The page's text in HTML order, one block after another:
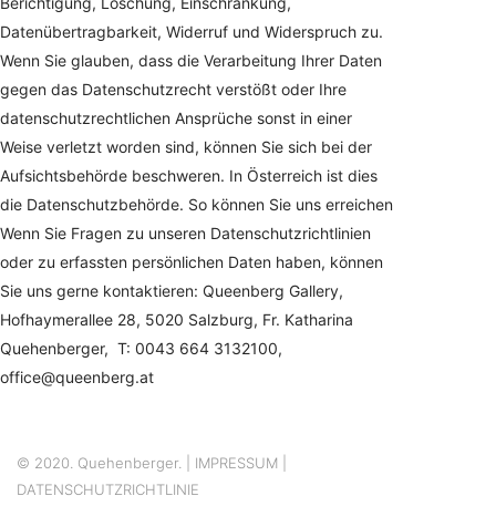
Datenübertragbarkeit, Widerruf und Widerspruch zu.
Wenn Sie glauben, dass die Verarbeitung Ihrer Daten
gegen das Datenschutzrecht verstößt oder Ihre
datenschutzrechtlichen Ansprüche sonst in einer
Weise verletzt worden sind, können Sie sich bei der
Aufsichtsbehörde beschweren. In Österreich ist dies
die Datenschutzbehörde. So können Sie uns erreichen
Wenn Sie Fragen zu unseren Datenschutzrichtlinien
oder zu erfassten persönlichen Daten haben, können
Sie uns gerne kontaktieren: Queenberg Gallery,
Hofhaymerallee 28, 5020 Salzburg, Fr. Katharina
Quehenberger, T: 0043 664 3132100,
office@queenberg.at
© 2020. Quehenberger. | IMPRESSUM
DATENSCHUTZRICHTLINIE